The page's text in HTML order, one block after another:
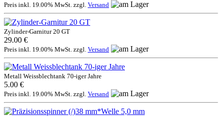
Preis inkl. 19.00% MwSt. zzgl. Versand
Zylinder-Garnitur 20 GT
29.00 €
Preis inkl. 19.00% MwSt. zzgl. Versand
Metall Weissblechtank 70-iger Jahre
5.00 €
Preis inkl. 19.00% MwSt. zzgl. Versand